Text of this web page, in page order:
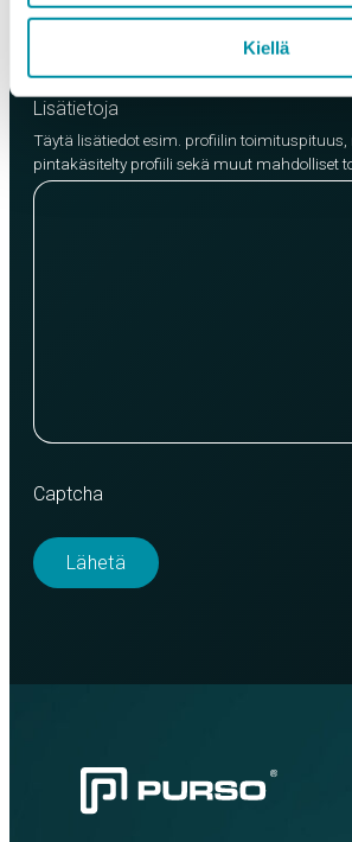
Kiellä
Lisää tuote
Lisätietoja
Täytä lisätiedot esim. profiilin toimituspituus,
pintakäsitelty profiili sekä muut mahdolliset
Captcha